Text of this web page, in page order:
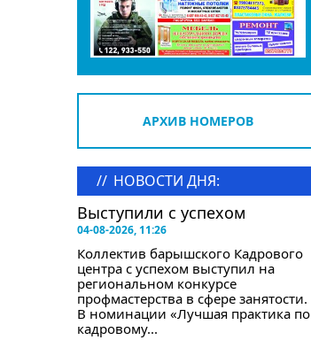
АРХИВ НОМЕРОВ
// НОВОСТИ ДНЯ:
Выступили с успехом
04-08-2026, 11:26
Коллектив барышского Кадрового
центра с успехом выступил на
региональном конкурсе
профмастерства в сфере занятости.
В номинации «Лучшая практика по
кадровому...